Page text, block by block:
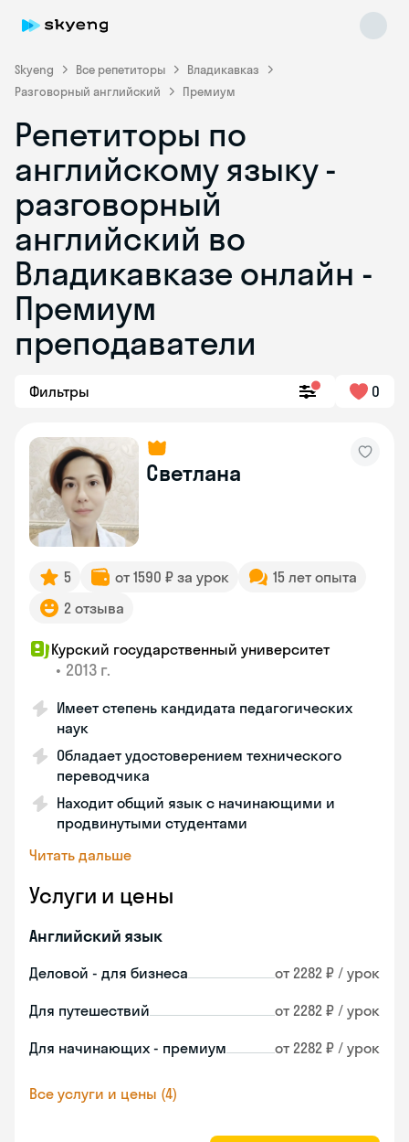
Skyeng Все репетиторы
Владикавказ
Разговорный английский
Премиум
Репетиторы по
английскому языку -
разговорный
английский во
Владикавказе онлайн -
Премиум
преподаватели
Фильтры 0
Светлана
5 от 1590 ₽ за урок
15 лет опыта
2 отзыва
Курский государственный университет
• 2013 г.
Имеет степень кандидата педагогических
наук
Обладает удостоверением технического
переводчика
Находит общий язык с начинающими и
продвинутыми студентами
Читать дальше
Услуги и цены
Английский язык
Деловой - для бизнеса от 2282 ₽ / урок
Для путешествий от 2282 ₽ / урок
Для начинающих - премиум от 2282 ₽ / урок
Все услуги и цены (4)
Skyeng Chat